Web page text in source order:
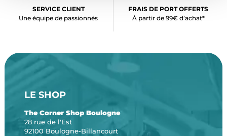
SERVICE CLIENT
Une équipe de passionnés
FRAIS DE PORT OFFERTS
À partir de 99€ d’achat*
LE SHOP
The Corner Shop Boulogne
28 rue de l'Est
92100 Boulogne-Billancourt